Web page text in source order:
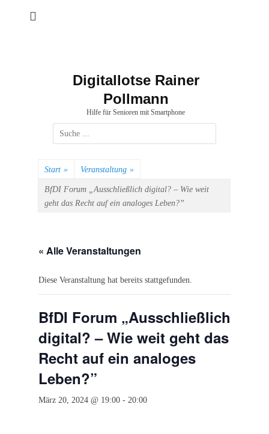
Digitallotse Rainer
Pollmann
Hilfe für Senioren mit Smartphone
Suchen
nach:
Start » Veranstaltung »
BfDI Forum „Ausschließlich digital? – Wie weit
geht das Recht auf ein analoges Leben?”
« Alle Veranstaltungen
Diese Veranstaltung hat bereits stattgefunden.
BfDI Forum „Ausschließlich
digital? – Wie weit geht das
Recht auf ein analoges
Leben?”
März 20, 2024 @ 19:00 - 20:00